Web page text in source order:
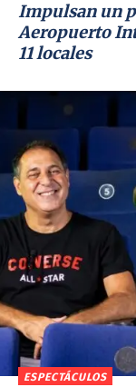
Impulsan un
Aeropuerto
11 locales
ESPECTÁCULOS